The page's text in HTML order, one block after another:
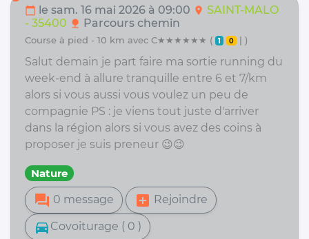
calendar_today le sam. 16 mai 2026 à 09:00 location_on SAINT-MALO
- 35400 nature Parcours chemin
course à pied - 10 km avec C★★★★★★ ( 1 0 | )
Salut demain je part faire ma sortie running du
week-end à allure tranquille entre 6 et 7/km
alors si vous aussi vous voulez un peu de
compagnie PS : je viens tout juste d'arriver
dans la région alors si vous avez des coins à
proposer je suis preneur 😉😉
Nature
forum 0 message add_box Rejoindre
directions_car Covoiturage ( 0 )